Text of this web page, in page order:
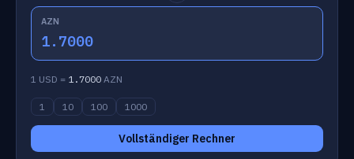
AZN
1.7000
1 USD = 1.7000 AZN
1 10 100 1000
Vollständiger Rechner